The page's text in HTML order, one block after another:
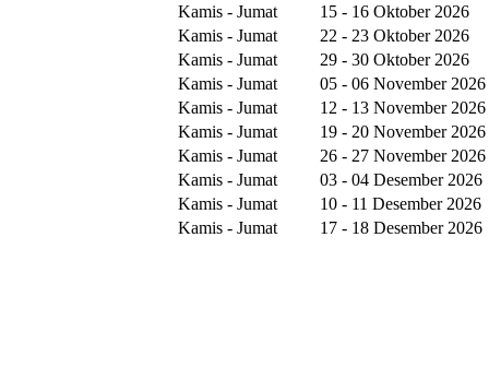
Kamis - Jumat
15 - 16 Oktober 2026
Kamis - Jumat
22 - 23 Oktober 2026
Kamis - Jumat
29 - 30 Oktober 2026
Kamis - Jumat
05 - 06 November 2026
Kamis - Jumat
12 - 13 November 2026
Kamis - Jumat
19 - 20 November 2026
Kamis - Jumat
26 - 27 November 2026
Kamis - Jumat
03 - 04 Desember 2026
Kamis - Jumat
10 - 11 Desember 2026
Kamis - Jumat
17 - 18 Desember 2026